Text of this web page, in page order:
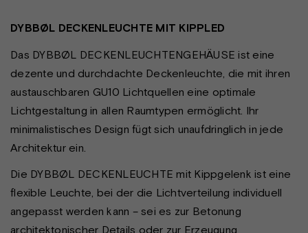
DYBBØL DECKENLEUCHTE MIT KIPPLED
Das DYBBØL DECKENLEUCHTENGEHÄUSE ist eine
dezente und durchdachte Deckenleuchte, die mit ihren
austauschbaren GU10 Lichtquellen eine optimale
Lichtgestaltung in allen Raumtypen ermöglicht. Ihr
minimalistisches Design fügt sich unaufdringlich in jede
Architektur ein.
Die DYBBØL DECKENLEUCHTE mit Kippgelenk ist eine
flexible Leuchte, bei der die Lichtverteilung individuell
angepasst werden kann – sei es zur Betonung
architektonischer Details oder zur Erzeugung